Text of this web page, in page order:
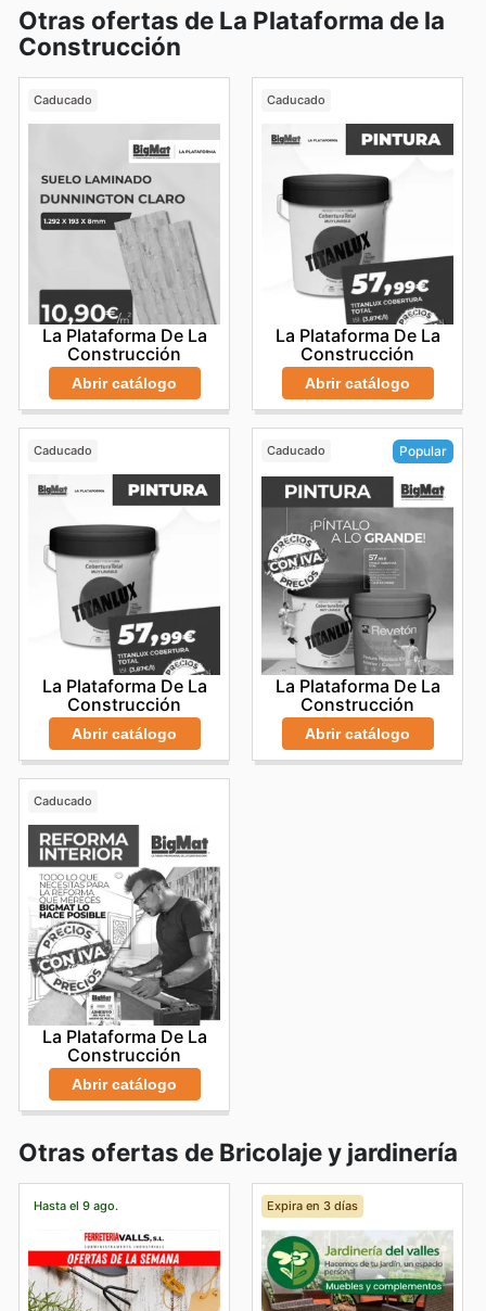
Otras ofertas de La Plataforma de la
Construcción
Caducado
La Plataforma De La
Construcción
Abrir catálogo
Caducado
La Plataforma De La
Construcción
Abrir catálogo
Caducado
La Plataforma De La
Construcción
Abrir catálogo
Caducado Popular
La Plataforma De La
Construcción
Abrir catálogo
Caducado
La Plataforma De La
Construcción
Abrir catálogo
Otras ofertas de Bricolaje y jardinería
Hasta el 9 ago. Expira en 3 días